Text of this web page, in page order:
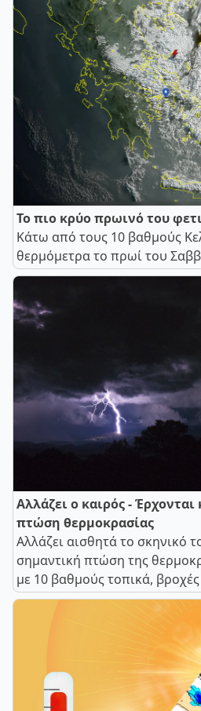
Το πιο κρύο πρωινό του
Κάτω από τους 10 βαθμούς
θερμόμετρα το πρωί του
Αλλάζει ο καιρός - Έρχονται
πτώση θερμοκρασίας
Αλλάζει αισθητά το σκηνικό
σημαντική πτώση της
με 10 βαθμούς τοπικά, βροχές